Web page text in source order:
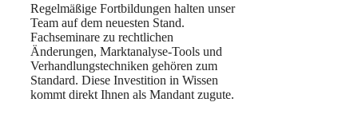
Regelmäßige Fortbildungen halten unser
Team auf dem neuesten Stand.
Fachseminare zu rechtlichen
Änderungen, Marktanalyse-Tools und
Verhandlungstechniken gehören zum
Standard. Diese Investition in Wissen
kommt direkt Ihnen als Mandant zugute.